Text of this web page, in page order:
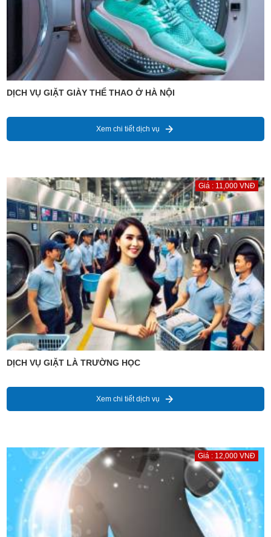
DỊCH VỤ GIẶT GIÀY THỂ THAO Ở HÀ NỘI
Xem chi tiết dịch vụ
Giá : 11,000 VNĐ
DỊCH VỤ GIẶT LÀ TRƯỜNG HỌC
Xem chi tiết dịch vụ
Giá : 12,000 VNĐ